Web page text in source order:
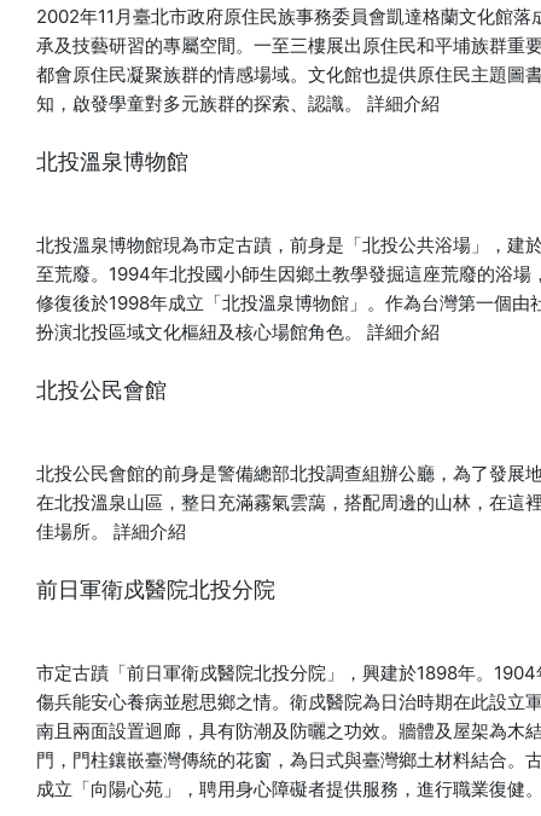
場次為收費預約報名活動，名額有限額滿為止) ■夏日冰狗室－
ㄘㄨㄚˋ冰泡澡球DIY 炎炎夏日哪裡去？ 快來最療癒的「夏日冰
狗室」避暑吧！ 這一次，我們施展了夏日消暑魔法， 把夏天必
吃的清涼「ㄘㄨㄚˋ冰」， 搖身一變成為超夢幻的泡澡球 。 時
沐-小飛老師 費用∣雙人同行價NT$650元（須事先報名） 人數
米坐墊（納涼席） 當傳承三代的「泉興榻榻米」的天然清香，
遇見「錦源興」百年布莊的經典烏魚子印花。 今年夏天即將帶
來一場時髦又療癒的台式美學體驗，一針一線親手縫製專屬的
夏日香氣。 時間∣8/1(六)、8/2(日) 13:00-14:30、15:00-
建議12歲以上參加 人數∣20人/場 線上報名∣
一起動手設計專屬的妖怪燈籠， 與我們加入這場充滿驚奇與童
趣的夏日奇幻祭典吧！ 時間∣8/8(六)、8/9(日) 13:00-14:30、
15:00-16:30 講師∣Winnie老師 費用∣雙人同行價 NT$500元
親子一起報名參加) 線上報名
探險即將出發！ 跟著阿嚕咪老師走進北投，在古老紅磚牆與參
天老樹之間，觀察沿途豐富的動植物生態，聆聽自然與歷史交
織而成的溫泉鄉故事。讓整座北投成為一間沒有圍牆的自然教
室，展開一場親近土地、探索生態的夏日冒險。 ■路線1 路線∣
新北投車站→北投公園→衛戍醫院北投分院-向陽心苑 時間
2002年11月臺北市政府原住民族事務委員會凱達格蘭文化館
承及技藝研習的專屬空間。一至三樓展出原住民和平埔族群重
都會原住民凝聚族群的情感場域。文化館也提供原住民主題圖
知，啟發學童對多元族群的探索、認識。 詳細介紹
北投溫泉博物館
北投溫泉博物館現為市定古蹟，前身是「北投公共浴場」，建
至荒廢。1994年北投國小師生因鄉土教學發掘這座荒廢的浴
修復後於1998年成立「北投溫泉博物館」。作為台灣第一個
扮演北投區域文化樞紐及核心場館角色。 詳細介紹
北投公民會館
北投公民會館的前身是警備總部北投調查組辦公廳，為了發
在北投溫泉山區，整日充滿霧氣雲藹，搭配周邊的山林，在這
佳場所。 詳細介紹
前日軍衛戍醫院北投分院
市定古蹟「前日軍衛戍醫院北投分院」，興建於1898年。
傷兵能安心養病並慰思鄉之情。衛戍醫院為日治時期在此設立
南且兩面設置迴廊，具有防潮及防曬之功效。牆體及屋架為木
門，門柱鑲嵌臺灣傳統的花窗，為日式與臺灣鄉土材料結合
成立「向陽心苑」，聘用身心障礙者提供服務，進行職業復健